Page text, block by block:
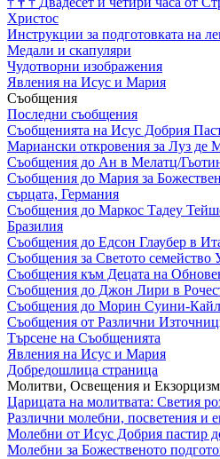
Христос
Инструкции за подготовката на
Медали и скапуляри
Чудотворни изображения
Явления на Исус и Мария
Съобщения
Последни съобщения
Съобщенията на Исус Добрия
Мариански откровения за Луз де
Съобщения до Ан в Мелатц/
Съобщения до Мария за
сърцата, Германия
Съобщения до Маркос Тадеу
Бразилия
Съобщения до Едсон Глаубер в
Съобщения за Светото
Съобщения към Децата на
Съобщения до Джон Лири в
Съобщения до Морин Суини-
Съобщения от Различни
Търсене на Съобщенията
Явления на Исус и Мария
Добредошлица страница
Молитви, Освещения и
Царицата на молитвата: Светия
Различни молебни, посветения и
Молебни от Исус Добрия пастир
Молебни за Божественото